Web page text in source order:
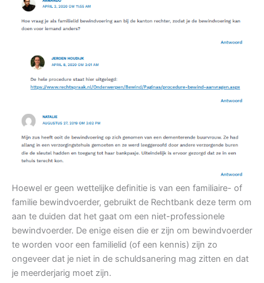
Hoewel er geen wettelijke definitie is van een familiaire- of
familie bewindvoerder, gebruikt de Rechtbank deze term om
aan te duiden dat het gaat om een niet-professionele
bewindvoerder. De enige eisen die er zijn om bewindvoerder
te worden voor een familielid (of een kennis) zijn zo
ongeveer dat je niet in de schuldsanering mag zitten en dat
je meerderjarig moet zijn.